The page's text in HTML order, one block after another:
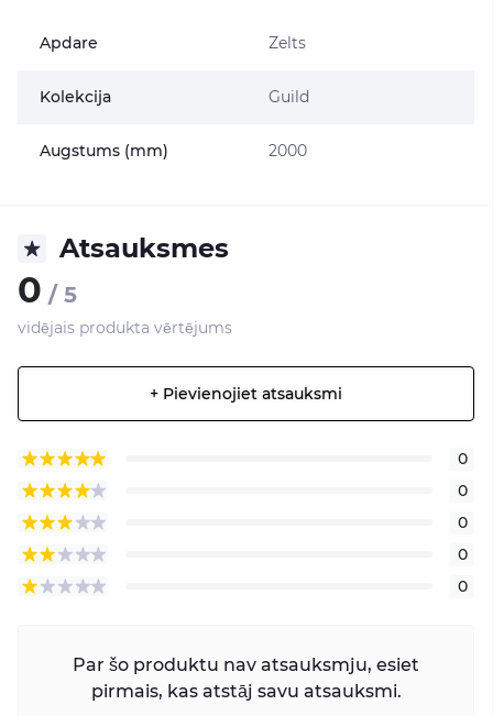
Apdare Zelts
Kolekcija Guild
Augstums (mm) 2000
Atsauksmes
0 / 5
vidējais produkta vērtējums
+ Pievienojiet atsauksmi
0
0
0
0
0
Par šo produktu nav atsauksmju, esiet
pirmais, kas atstāj savu atsauksmi.